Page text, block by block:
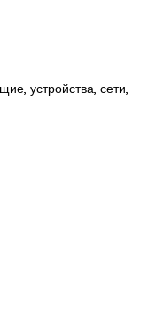
устройства, сети,